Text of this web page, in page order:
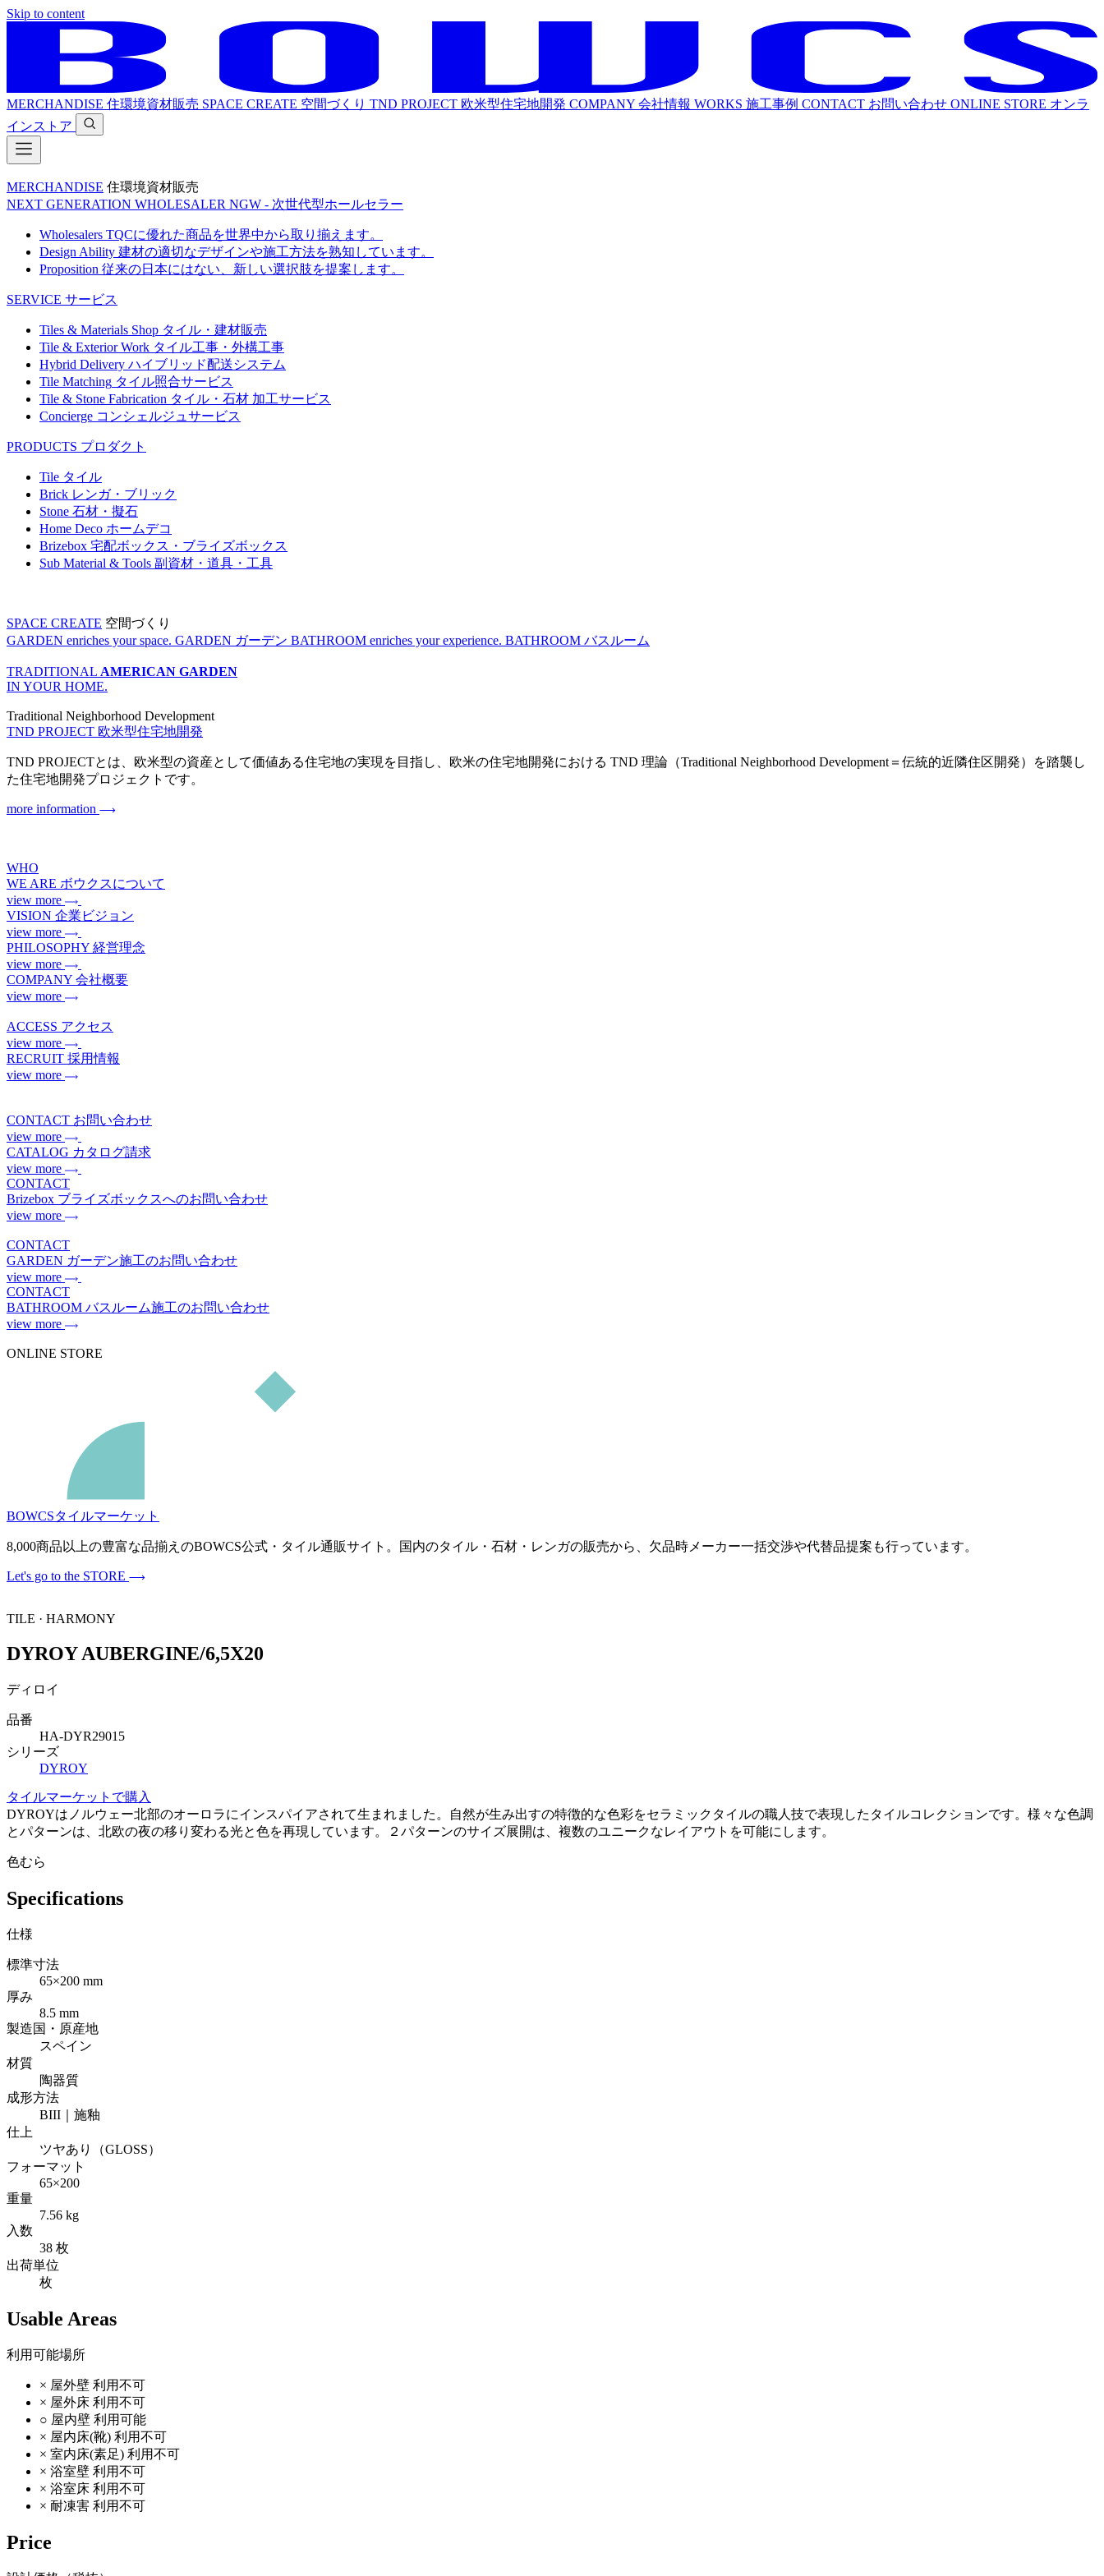
Skip to content
MERCHANDISE 住環境資材販売 SPACE CREATE 空間づくり TND PROJECT 欧米型住宅地開発 COMPANY 会社情報 WORKS 施工事例 CONTACT お問い合わせ ONLINE STORE オンラ
インストア
MERCHANDISE 住環境資材販売
NEXT GENERATION WHOLESALER NGW - 次世代型ホールセラー
Wholesalers TQCに優れた商品を世界中から取り揃えます。
Design Ability 建材の適切なデザインや施工方法を熟知しています。
Proposition 従来の日本にはない、新しい選択肢を提案します。
SERVICE サービス
Tiles & Materials Shop タイル・建材販売
Tile & Exterior Work タイル工事・外構工事
Hybrid Delivery ハイブリッド配送システム
Tile Matching タイル照合サービス
Tile & Stone Fabrication タイル・石材 加工サービス
Concierge コンシェルジュサービス
PRODUCTS プロダクト
Tile タイル
Brick レンガ・ブリック
Stone 石材・擬石
Home Deco ホームデコ
Brizebox 宅配ボックス・ブライズボックス
Sub Material & Tools 副資材・道具・工具
SPACE CREATE 空間づくり
GARDEN enriches your space. GARDEN ガーデン BATHROOM enriches your experience. BATHROOM バスルーム
TRADITIONAL AMERICAN GARDEN
IN YOUR HOME.
Traditional Neighborhood Development
TND PROJECT 欧米型住宅地開発
TND PROJECTとは、欧米型の資産として価値ある住宅地の実現を目指し、欧米の住宅地開発における TND 理論（Traditional Neighborhood Development＝伝統的近隣住区開発）を踏襲し
た住宅地開発プロジェクトです。
more information
WHO
WE ARE ボウクスについて
view more
VISION 企業ビジョン
view more
PHILOSOPHY 経営理念
view more
COMPANY 会社概要
view more
ACCESS アクセス
view more
RECRUIT 採用情報
view more
CONTACT お問い合わせ
view more
CATALOG カタログ請求
view more
CONTACT
Brizebox ブライズボックスへのお問い合わせ
view more
CONTACT
GARDEN ガーデン施工のお問い合わせ
view more
CONTACT
BATHROOM バスルーム施工のお問い合わせ
view more
ONLINE STORE
BOWCSタイルマーケット
8,000商品以上の豊富な品揃えのBOWCS公式・タイル通販サイト。国内のタイル・石材・レンガの販売から、欠品時メーカー一括交渉や代替品提案も行っています。
Let's go to the STORE
TILE · HARMONY
DYROY AUBERGINE/6,5X20
ディロイ
品番
HA-DYR29015
シリーズ
DYROY
タイルマーケットで購入
DYROYはノルウェー北部のオーロラにインスパイアされて生まれました。自然が生み出すの特徴的な色彩をセラミックタイルの職人技で表現したタイルコレクションです。様々な色調
とパターンは、北欧の夜の移り変わる光と色を再現しています。２パターンのサイズ展開は、複数のユニークなレイアウトを可能にします。
色むら
Specifications
仕様
標準寸法
65×200 mm
厚み
8.5 mm
製造国・原産地
スペイン
材質
陶器質
成形方法
BIII｜施釉
仕上
ツヤあり（GLOSS）
フォーマット
65×200
重量
7.56 kg
入数
38 枚
出荷単位
枚
Usable Areas
利用可能場所
× 屋外壁 利用不可
× 屋外床 利用不可
○ 屋内壁 利用可能
× 屋内床(靴) 利用不可
× 室内床(素足) 利用不可
× 浴室壁 利用不可
× 浴室床 利用不可
× 耐凍害 利用不可
Price